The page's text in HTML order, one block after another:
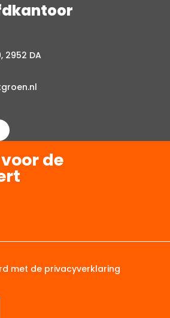
2952 DA
de
met de privacyverklaring